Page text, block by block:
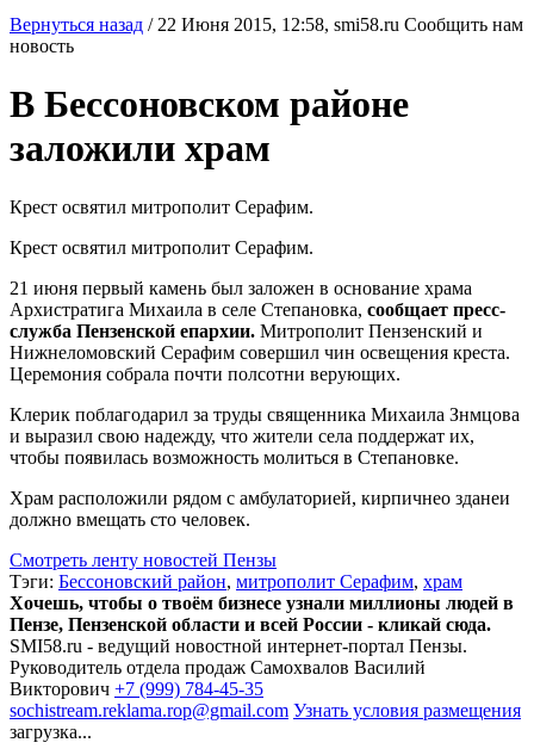
Вернуться назад / 22 Июня 2015, 12:58, smi58.ru Сообщить нам
новость
В Бессоновском районе
заложили храм
Крест освятил митрополит Серафим.
Крест освятил митрополит Серафим.
21 июня первый камень был заложен в основание храма
Архистратига Михаила в селе Степановка, сообщает пресс-
служба Пензенской епархии. Митрополит Пензенский и
Нижнеломовский Серафим совершил чин освещения креста.
Церемония собрала почти полсотни верующих.
Клерик поблагодарил за труды священника Михаила Знмцова
и выразил свою надежду, что жители села поддержат их,
чтобы появилась возможность молиться в Степановке.
Храм расположили рядом с амбулаторией, кирпичнео зданеи
должно вмещать сто человек.
Смотреть ленту новостей Пензы
Тэги: Бессоновский район, митрополит Серафим, храм
Хочешь, чтобы о твоём бизнесе узнали миллионы людей в
Пензе, Пензенской области и всей России - кликай сюда.
SMI58.ru - ведущий новостной интернет-портал Пензы.
Руководитель отдела продаж Самохвалов Василий
Викторович +7 (999) 784-45-35
sochistream.reklama.rop@gmail.com Узнать условия размещения
загрузка...